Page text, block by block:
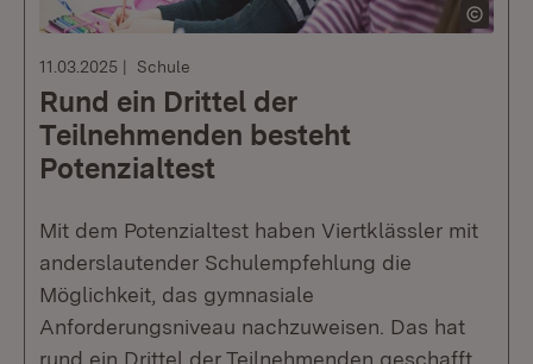
11.03.2025 Schule
Rund ein Drittel der
Teilnehmenden besteht
Potenzialtest
Mit dem Potenzialtest haben Viertklässler mit
anderslautender Schulempfehlung die
Möglichkeit, das gymnasiale
Anforderungsniveau nachzuweisen. Das hat
rund ein Drittel der Teilnehmenden geschafft.